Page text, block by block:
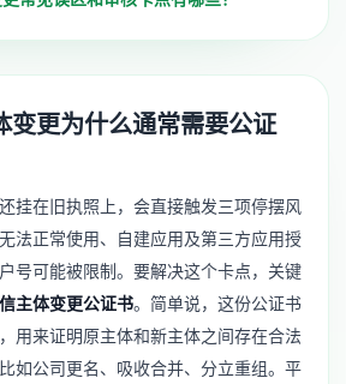
变更为什么通常需要公证
挂在旧执照上，会直接触发三项停摆风
法正常使用、自建应用及第三方应用授
号可能被限制。要解决这个卡点，关键
主体变更公证书。简单说，这份公证书
用来证明原主体和新主体之间存在合法
如公司更名、吸收合并、分立重组。平